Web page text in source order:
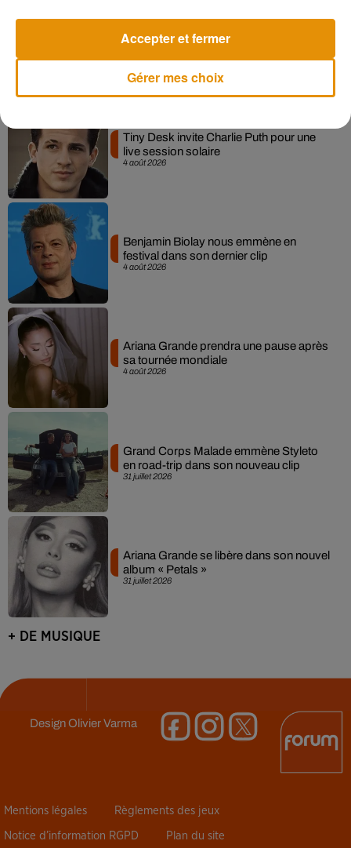
Après le film, bientôt une docu-série sur
le père de Michael Jackson
4 août 2026
Tiny Desk invite Charlie Puth pour une
live session solaire
4 août 2026
Benjamin Biolay nous emmène en
festival dans son dernier clip
4 août 2026
Ariana Grande prendra une pause après
sa tournée mondiale
31 juillet 2026
Grand Corps Malade emmène Styleto
en road-trip dans son nouveau clip
31 juillet 2026
Ariana Grande se libère dans son nouvel
album « Petals »
+ DE MUSIQUE
DesignOlivier Varma
Mentions légales Règlements des jeux
Notice d’information RGPD Plan du site
Gérer mes choix
Accepter et fermer